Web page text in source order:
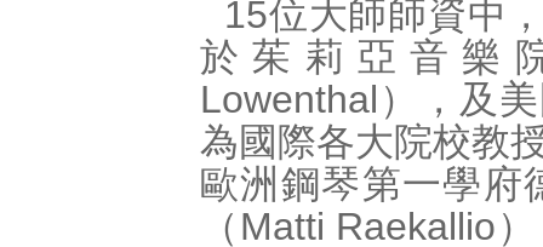
15位大師師資中
於茱莉亞音樂
Lowenthal），及
為國際各大院校教
歐洲鋼琴第一學府
（Matti Raekallio